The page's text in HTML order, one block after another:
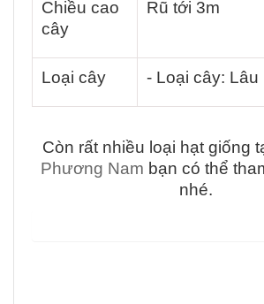
Chiều cao
cây
Rũ tới 3m
Loại cây - Loại cây: Lâu
Còn rất nhiều loại hạt giống
Phương Nam bạn có thể
nhé.